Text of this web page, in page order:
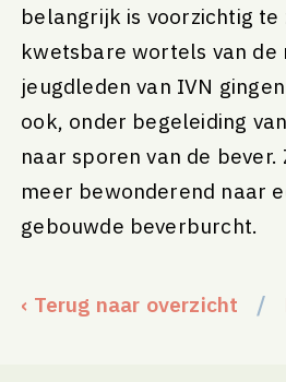
belangrijk is voorzichtig te
kwetsbare wortels van de
jeugdleden van IVN
ook, onder begeleiding
naar sporen van de
meer bewonderend naar
gebouwde beverburcht.
‹ Terug naar overzicht /